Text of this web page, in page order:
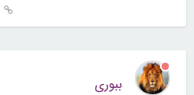
ببوری